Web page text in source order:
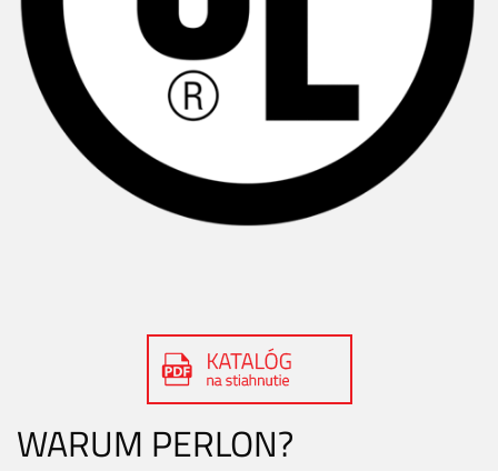
WARUM PERLON?